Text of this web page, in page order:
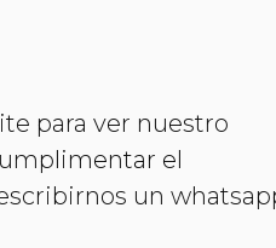
para ver nuestro
el
un